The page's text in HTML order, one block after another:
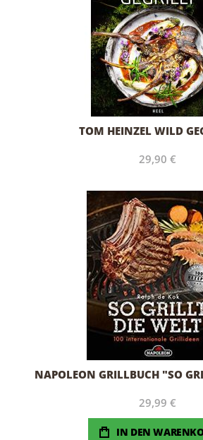
TOM HEINZEL WILD
29,90 €
NAPOLEON GRILLBUCH "SO
29,99 €
IN DEN